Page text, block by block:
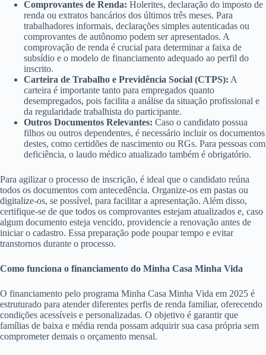
Comprovantes de Renda: Holerites, declaração do imposto de
renda ou extratos bancários dos últimos três meses. Para
trabalhadores informais, declarações simples autenticadas ou
comprovantes de autônomo podem ser apresentados. A
comprovação de renda é crucial para determinar a faixa de
subsídio e o modelo de financiamento adequado ao perfil do
inscrito.
Carteira de Trabalho e Previdência Social (CTPS): A
carteira é importante tanto para empregados quanto
desempregados, pois facilita a análise da situação profissional e
da regularidade trabalhista do participante.
Outros Documentos Relevantes: Caso o candidato possua
filhos ou outros dependentes, é necessário incluir os documentos
destes, como certidões de nascimento ou RGs. Para pessoas com
deficiência, o laudo médico atualizado também é obrigatório.
Para agilizar o processo de inscrição, é ideal que o candidato reúna
todos os documentos com antecedência. Organize-os em pastas ou
digitalize-os, se possível, para facilitar a apresentação. Além disso,
certifique-se de que todos os comprovantes estejam atualizados e, caso
algum documento esteja vencido, providencie a renovação antes de
iniciar o cadastro. Essa preparação pode poupar tempo e evitar
transtornos durante o processo.
Como funciona o financiamento do Minha Casa Minha Vida
O financiamento pelo programa Minha Casa Minha Vida em 2025 é
estruturado para atender diferentes perfis de renda familiar, oferecendo
condições acessíveis e personalizadas. O objetivo é garantir que
famílias de baixa e média renda possam adquirir sua casa própria sem
comprometer demais o orçamento mensal.